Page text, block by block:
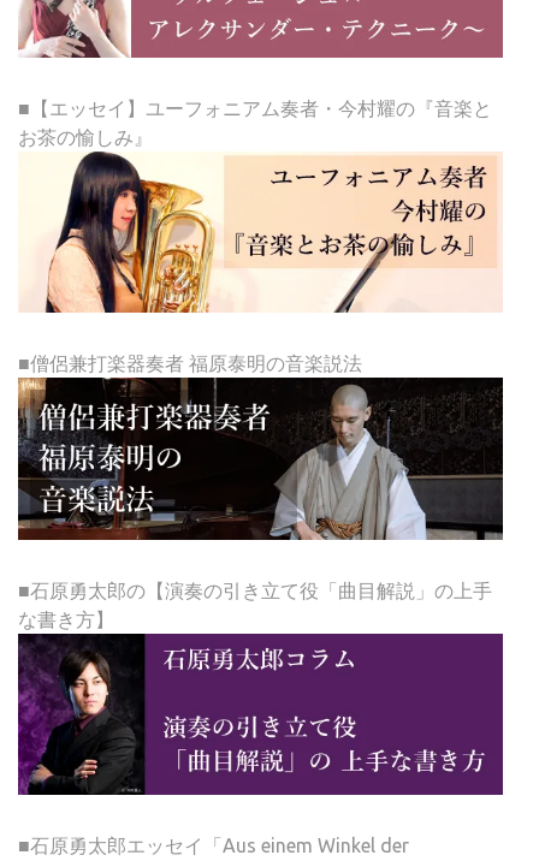
■【エッセイ】ユーフォニアム奏者・今村耀の『音楽と
お茶の愉しみ』
■僧侶兼打楽器奏者 福原泰明の音楽説法
■石原勇太郎の【演奏の引き立て役「曲目解説」の上手
な書き方】
■石原勇太郎エッセイ「Aus einem Winkel der